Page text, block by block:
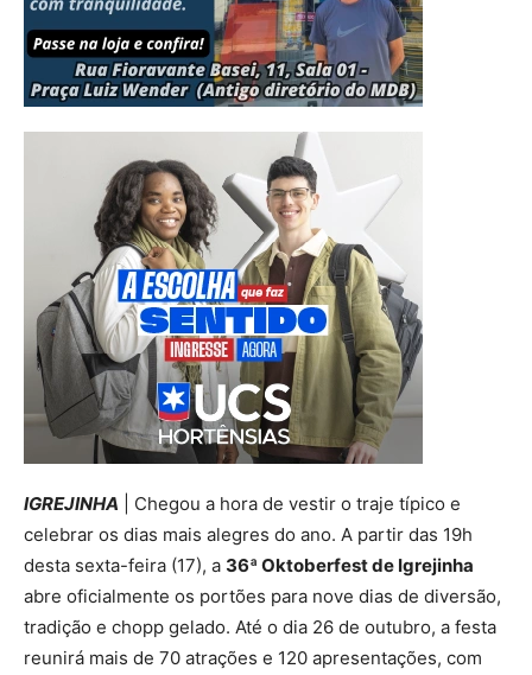
IGREJINHA | Chegou a hora de vestir o traje típico e
celebrar os dias mais alegres do ano. A partir das 19h
desta sexta-feira (17), a 36ª Oktoberfest de Igrejinha
abre oficialmente os portões para nove dias de diversão,
tradição e chopp gelado. Até o dia 26 de outubro, a festa
reunirá mais de 70 atrações e 120 apresentações, com